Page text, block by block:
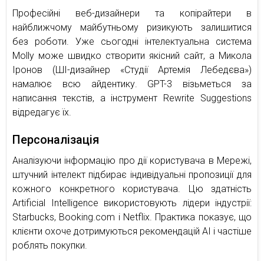
Професійні веб-дизайнери та копірайтери в
найближчому майбутньому ризикують залишитися
без роботи. Уже сьогодні інтелектуальна система
Molly може швидко створити якісний сайт, а Микола
Іронов (ШІ-дизайнер «Студії Артемія Лебедєва»)
намалює всю айдентику. GPT-3 візьметься за
написання текстів, а інструмент Rewrite Suggestions
відредагує їх.
Персоналізація
Аналізуючи інформацію про дії користувача в Мережі,
штучний інтелект підбирає індивідуальні пропозиції для
кожного конкретного користувача. Цю здатність
Artificial Intelligence використовують лідери індустрії:
Starbucks, Booking.com і Netflix. Практика показує, що
клієнти охоче дотримуються рекомендацій AI і частіше
роблять покупки.